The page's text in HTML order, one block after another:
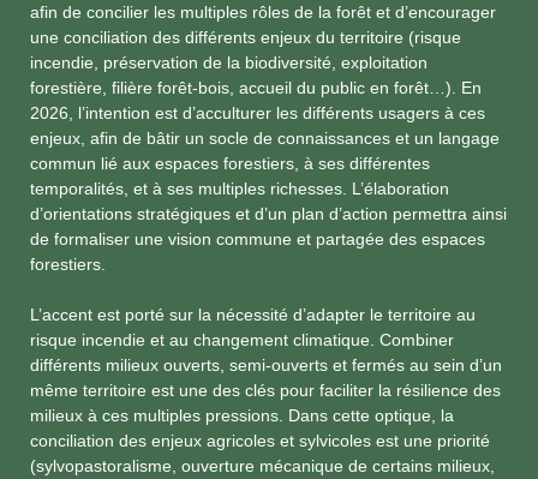
afin de concilier les multiples rôles de la forêt et d’encourager
une conciliation des différents enjeux du territoire (risque
incendie, préservation de la biodiversité, exploitation
forestière, filière forêt-bois, accueil du public en forêt…). En
2026, l’intention est d’acculturer les différents usagers à ces
enjeux, afin de bâtir un socle de connaissances et un langage
commun lié aux espaces forestiers, à ses différentes
temporalités, et à ses multiples richesses. L’élaboration
d’orientations stratégiques et d’un plan d’action permettra ainsi
de formaliser une vision commune et partagée des espaces
forestiers.
L’accent est porté sur la nécessité d’adapter le territoire au
risque incendie et au changement climatique. Combiner
différents milieux ouverts, semi-ouverts et fermés au sein d’un
même territoire est une des clés pour faciliter la résilience des
milieux à ces multiples pressions. Dans cette optique, la
conciliation des enjeux agricoles et sylvicoles est une priorité
(sylvopastoralisme, ouverture mécanique de certains milieux,